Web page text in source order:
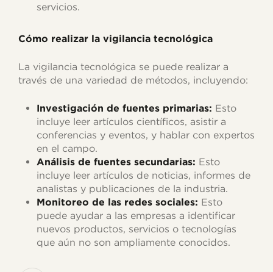
servicios.
Cómo realizar la vigilancia tecnológica
La vigilancia tecnológica se puede realizar a
través de una variedad de métodos, incluyendo:
Investigación de fuentes primarias: Esto
incluye leer artículos científicos, asistir a
conferencias y eventos, y hablar con expertos
en el campo.
Análisis de fuentes secundarias: Esto
incluye leer artículos de noticias, informes de
analistas y publicaciones de la industria.
Monitoreo de las redes sociales: Esto
puede ayudar a las empresas a identificar
nuevos productos, servicios o tecnologías
que aún no son ampliamente conocidos.